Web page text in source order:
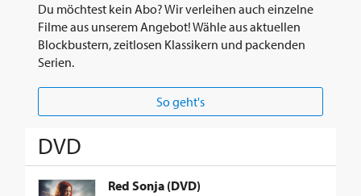
Du möchtest kein Abo? Wir verleihen auch einzelne
Filme aus unserem Angebot! Wähle aus aktuellen
Blockbustern, zeitlosen Klassikern und packenden
Serien.
So geht's
DVD
Red Sonja (DVD)